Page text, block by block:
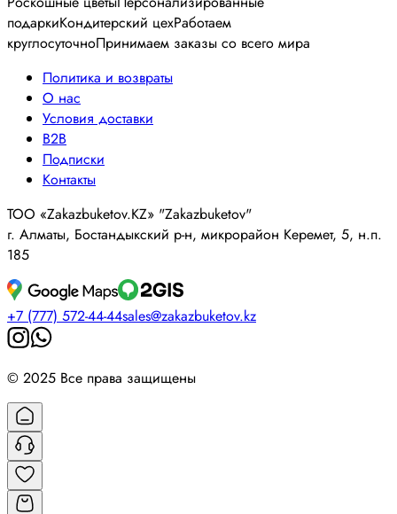
подаркиКондитерский цехРаботаем
круглосуточноПринимаем заказы со всего мира
Политика и возвраты
О нас
Условия доставки
B2B
Подписки
Контакты
ТОО «Zakazbuketov.KZ» "Zakazbuketov"
г. Алматы, Бостандыкский р-н, микрорайон Керемет, 5, н.п.
185
+7 (777) 572-44-44sales@zakazbuketov.kz
© 2025 Все права защищены